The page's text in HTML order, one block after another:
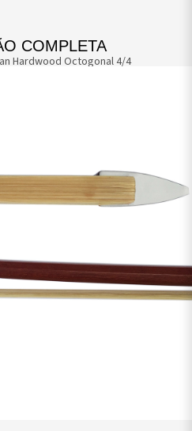
COMPLETA
Hardwood Octogonal 4/4